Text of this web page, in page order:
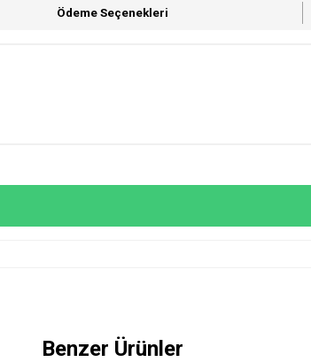
Ödeme Seçenekleri
Benzer Ürünler